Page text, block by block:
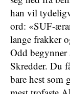
han vil
ord: «SUF-
lange frakker
Odd begynner
Skredder. Du
bare hest som